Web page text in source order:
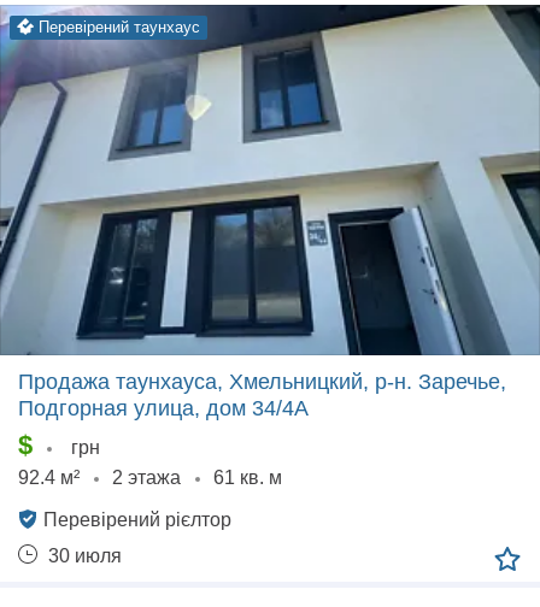
перевірений таунхаус
Продажа таунхауса, Хмельницкий, р‑н. Заречье,
Подгорная улица, дом 34/4А
$
грн
92.4 м²
2 этажа 61 кв. м
Перевірений рієлтор
30 июля